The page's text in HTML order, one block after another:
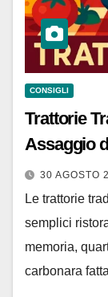
CONSIGLI
Trattorie
Assaggio
30 AGOSTO
Le trattorie
semplici
memoria,
carbonara